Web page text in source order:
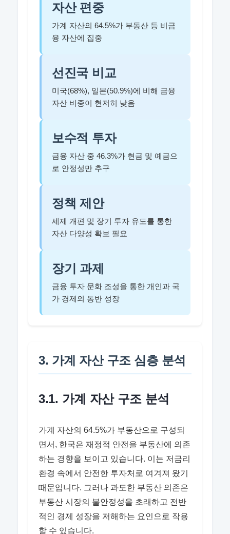
자산 편중
가계 자산의 64.5%가 부동산 등 비금
융 자산에 집중
선진국 비교
미국(68%), 일본(50.9%)에 비해 금융
자산 비중이 현저히 낮음
보수적 투자
금융 자산 중 46.3%가 현금 및 예금으
로 안정성만 추구
정책 제안
세제 개편 및 장기 투자 유도를 통한
자산 다양성 확보 필요
장기 과제
금융 투자 문화 조성을 통한 개인과 국
가 경제의 동반 성장
3. 가계 자산 구조 심층 분석
3.1. 가계 자산 구조 분석
가계 자산의 64.5%가 부동산으로 구성되
면서, 한국은 재정적 안전을 부동산에 의존
하는 경향을 보이고 있습니다. 이는 저금리
환경 속에서 안전한 투자처로 여겨져 왔기
때문입니다. 그러나 과도한 부동산 의존은
부동산 시장의 불안정성을 초래하고 전반
적인 경제 성장을 저해하는 요인으로 작용
할 수 있습니다.